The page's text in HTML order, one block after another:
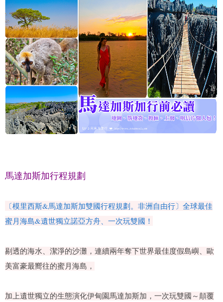
馬達加斯加行程規劃
〔模里西斯&馬達加斯加雙國行程規劃。非洲自由行〕全球最佳
蜜月海島&遺世獨立諾亞方舟、一次玩雙國！
剔透的海水、潔淨的沙灘，連續兩年奪下世界最佳度假島嶼、歐
美富豪最嚮往的蜜月海島，
加上遺世獨立的生態演化伊甸園馬達加斯加，一次玩雙國～顛覆